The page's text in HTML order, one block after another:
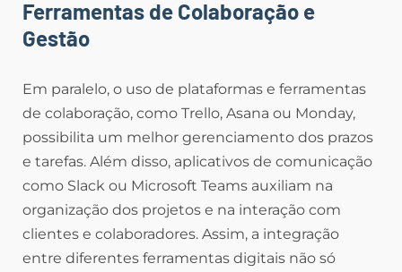
Ferramentas de Colaboração e
Gestão
Em paralelo, o uso de plataformas e ferramentas
de colaboração, como Trello, Asana ou Monday,
possibilita um melhor gerenciamento dos prazos
e tarefas. Além disso, aplicativos de comunicação
como Slack ou Microsoft Teams auxiliam na
organização dos projetos e na interação com
clientes e colaboradores. Assim, a integração
entre diferentes ferramentas digitais não só